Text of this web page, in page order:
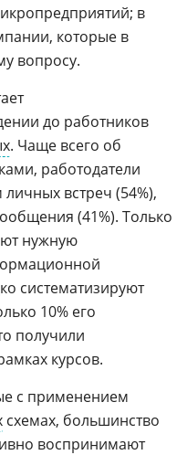
в
которые в
вопросу.
до работников
. Чаще всего об
работодатели
встреч (54%),
(41%). Только
нужную
систематизируют
10% его
получили
курсов.
с применением
схемах, большинство
воспринимают